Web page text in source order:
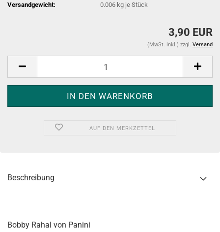
Versandgewicht:
0.006 kg je Stück
3,90 EUR
(MwSt. inkl.) zzgl. Versand
AUF DEN MERKZETTEL
Beschreibung
Bobby Rahal von Panini